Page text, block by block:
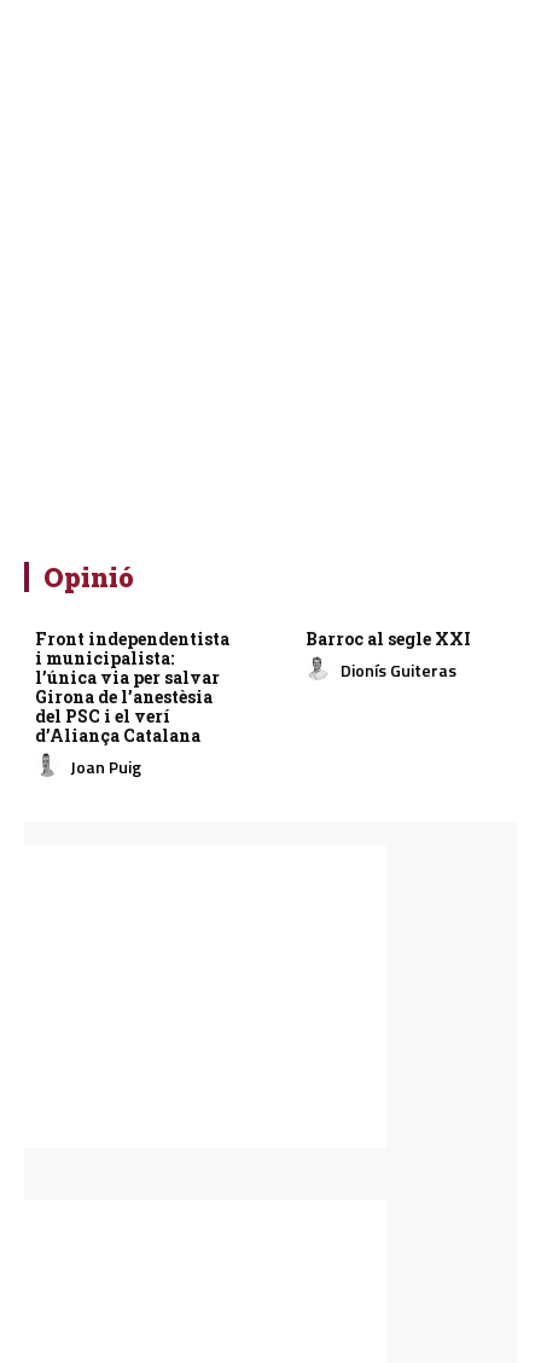
Opinió
Front independentista
i municipalista:
l’única via per salvar
Girona de l’anestèsia
del PSC i el verí
d’Aliança Catalana
Joan Puig
Barroc al segle XXI
Dionís Guiteras